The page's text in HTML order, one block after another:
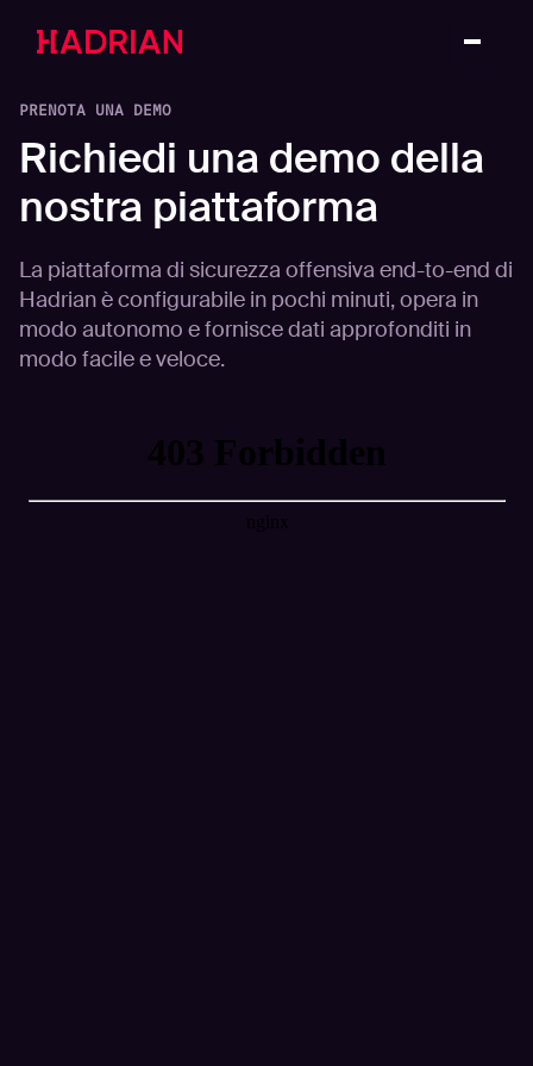
PRENOTA UNA DEMO
Richiedi una demo della
nostra piattaforma
La piattaforma di sicurezza offensiva end-to-end di
Hadrian è configurabile in pochi minuti, opera in
modo autonomo e fornisce dati approfonditi in
modo facile e veloce.